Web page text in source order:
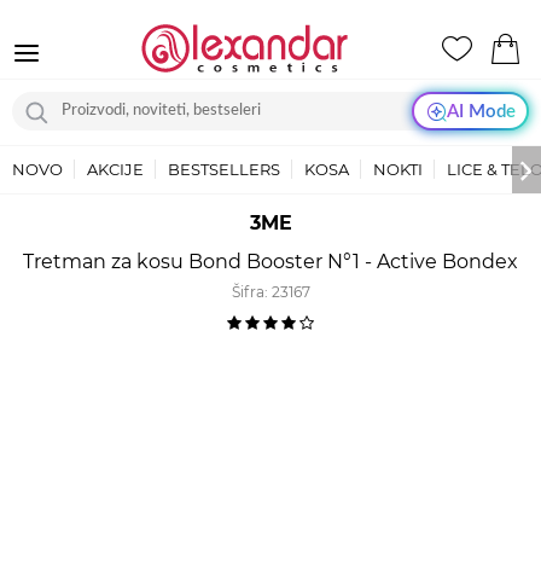
AI Mode
NOVO AKCIJE BESTSELLERS KOSA NOKTI LICE &
3ME
Tretman za kosu Bond Booster N°1 - Active Bondex
Šifra: 23167